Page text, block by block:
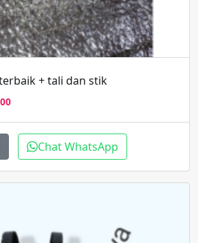
+ tali dan stik
Harga
adalah:
Rp500.000.
Chat WhatsApp